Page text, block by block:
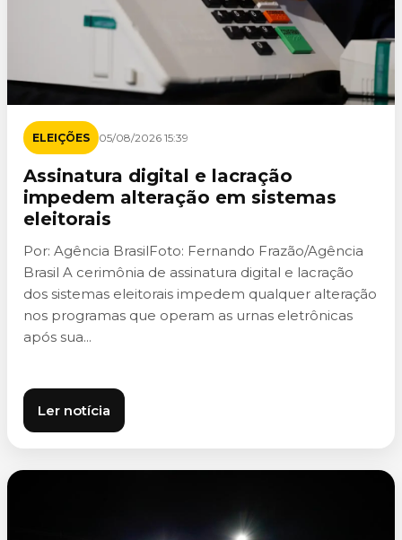
ELEIÇÕES 05/08/2026 15:39
Assinatura digital e lacração
impedem alteração em sistemas
eleitorais
Por: Agência BrasilFoto: Fernando Frazão/Agência
Brasil A cerimônia de assinatura digital e lacração
dos sistemas eleitorais impedem qualquer alteração
nos programas que operam as urnas eletrônicas
após sua...
Ler notícia